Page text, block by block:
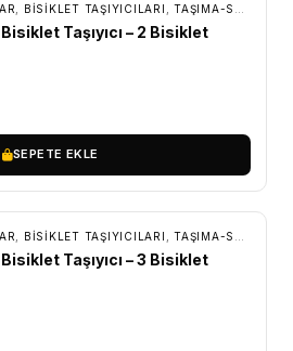
BISIKLET TAŞIYICILARI TAŞIMA-SAKLAMA
Taşıyıcı – 2 Bisiklet
SEPETE EKLE
BISIKLET TAŞIYICILARI TAŞIMA-SAKLAMA
Taşıyıcı – 3 Bisiklet